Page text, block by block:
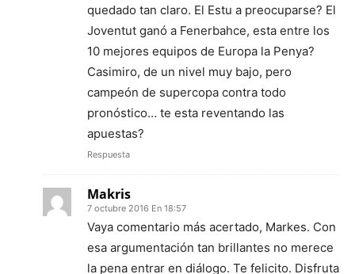
quedado tan claro. El Estu a preocuparse? El
Joventut ganó a Fenerbahce, esta entre los
10 mejores equipos de Europa la Penya?
Casimiro, de un nivel muy bajo, pero
campeón de supercopa contra todo
pronóstico… te esta reventando las
apuestas?
Respuesta
Makris
7 octubre 2016 En 18:57
Vaya comentario más acertado, Markes. Con
esa argumentación tan brillantes no merece
la pena entrar en diálogo. Te felicito. Disfruta